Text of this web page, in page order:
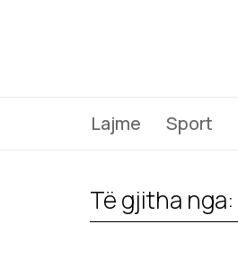
Lajme Sport
Të gjitha nga: